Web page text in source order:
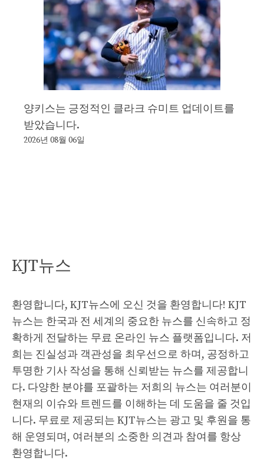
양키스는 긍정적인 클라크 슈미트 업데이트를
받았습니다.
2026년 08월 06일
KJT뉴스
환영합니다, KJT뉴스에 오신 것을 환영합니다! KJT
뉴스는 한국과 전 세계의 중요한 뉴스를 신속하고 정
확하게 전달하는 무료 온라인 뉴스 플랫폼입니다. 저
희는 진실성과 객관성을 최우선으로 하며, 공정하고
투명한 기사 작성을 통해 신뢰받는 뉴스를 제공합니
다. 다양한 분야를 포괄하는 저희의 뉴스는 여러분이
현재의 이슈와 트렌드를 이해하는 데 도움을 줄 것입
니다. 무료로 제공되는 KJT뉴스는 광고 및 후원을 통
해 운영되며, 여러분의 소중한 의견과 참여를 항상
환영합니다.